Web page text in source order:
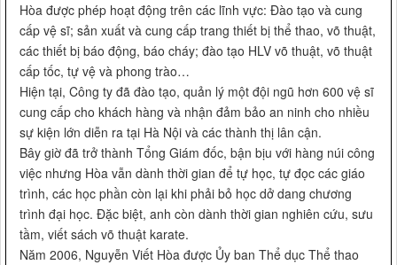
Hòa được phép hoạt động trên các lĩnh vực: Đào tạo và cung
cấp vệ sĩ; sản xuất và cung cấp trang thiết bị thể thao, võ thuật,
các thiết bị báo động, báo cháy; đào tạo HLV võ thuật, võ thuật
cấp tốc, tự vệ và phong trào…
Hiện tại, Công ty đã đào tạo, quản lý một đội ngũ hơn 600 vệ sĩ
cung cấp cho khách hàng và nhận đảm bảo an ninh cho nhiều
sự kiện lớn diễn ra tại Hà Nội và các thành thị lân cận.
Bây giờ đã trở thành Tổng Giám đốc, bận bịu với hàng núi công
việc nhưng Hòa vẫn dành thời gian để tự học, tự đọc các giáo
trình, các học phần còn lại khi phải bỏ học dở dang chương
trình đại học. Đặc biệt, anh còn dành thời gian nghiên cứu, sưu
tầm, viết sách võ thuật karate.
Năm 2006, Nguyễn Viết Hòa được Ủy ban Thể dục Thể thao